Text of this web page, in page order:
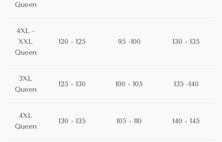
Queen
4XL -
XXL
Queen
120 - 125 95 -100 130 - 135
3XL
Queen
125 - 130 100 - 105 135 -140
4XL
Queen
130 - 135 105 - 110 140 - 145